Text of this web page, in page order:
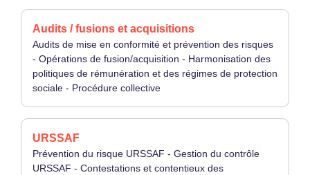
Audits / fusions et acquisitions
Audits de mise en conformité et prévention des risques
- Opérations de fusion/acquisition - Harmonisation des
politiques de rémunération et des régimes de protection
sociale - Procédure collective
URSSAF
Prévention du risque URSSAF - Gestion du contrôle
URSSAF - Contestations et contentieux des